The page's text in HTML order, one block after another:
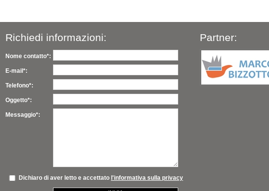
Richiedi informazioni:
Nome contatto*:
E-mail*:
Telefono*:
Oggetto*:
Messaggio*:
Dichiaro di aver letto e accettato l'informativa sulla privacy
Partner: